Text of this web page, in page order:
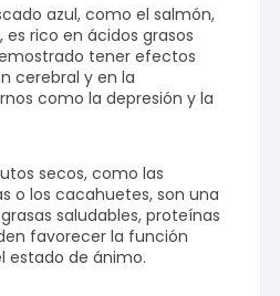
azul, como el salmón,
es rico en ácidos grasos
tener efectos
cerebral y en la
como la depresión y la
secos, como las
o los cacahuetes, son una
saludables, proteínas
favorecer la función
estado de ánimo.